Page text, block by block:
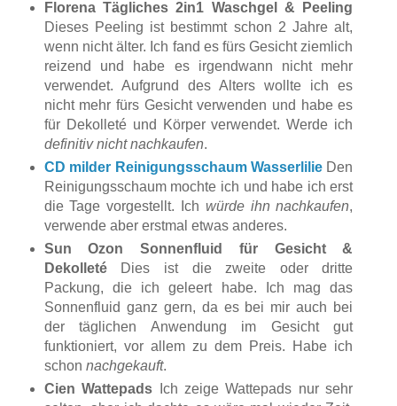
Florena Tägliches 2in1 Waschgel & Peeling
Dieses Peeling ist bestimmt schon 2 Jahre alt,
wenn nicht älter. Ich fand es fürs Gesicht ziemlich
reizend und habe es irgendwann nicht mehr
verwendet. Aufgrund des Alters wollte ich es
nicht mehr fürs Gesicht verwenden und habe es
für Dekolleté und Körper verwendet. Werde ich
definitiv nicht nachkaufen.
CD milder Reinigungsschaum WasserlilieDen
Reinigungsschaum mochte ich und habe ich erst
die Tage vorgestellt. Ich würde ihn nachkaufen,
verwende aber erstmal etwas anderes.
Sun Ozon Sonnenfluid für Gesicht &
DekolletéDies ist die zweite oder dritte
Packung, die ich geleert habe. Ich mag das
Sonnenfluid ganz gern, da es bei mir auch bei
der täglichen Anwendung im Gesicht gut
funktioniert, vor allem zu dem Preis. Habe ich
schon nachgekauft.
Cien Wattepads Ich zeige Wattepads nur sehr